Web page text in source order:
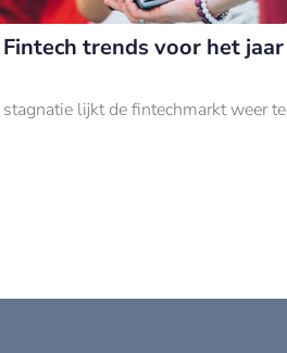
trends voor het jaar
lijkt de fintechmarkt weer te